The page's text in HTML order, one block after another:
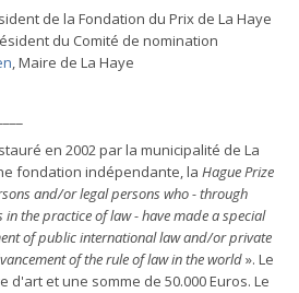
de la Fondation du Prix de La Haye
du Comité de nomination
, Maire de La Haye
en 2002 par la municipalité de La
fondation indépendante, la Hague Prize
and/or legal persons who - through
the practice of law - have made a special
of public international law and/or private
of the rule of law in the world». Le
et une somme de 50.000 Euros. Le